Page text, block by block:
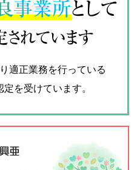
事業所として
されています
適正業務を行っている
を受けています。